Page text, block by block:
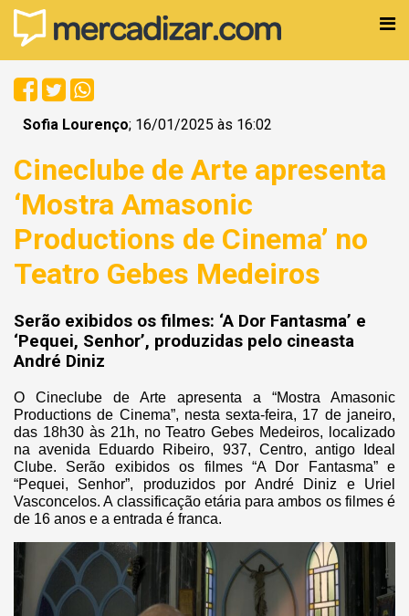
Sofia Lourenço; 16/01/2025 às 16:02
Cineclube de Arte apresenta
‘Mostra Amasonic
Productions de Cinema’ no
Teatro Gebes Medeiros
Serão exibidos os filmes: ‘A Dor Fantasma’ e
‘Pequei, Senhor’, produzidas pelo cineasta
André Diniz
O Cineclube de Arte apresenta a “Mostra Amasonic
Productions de Cinema”, nesta sexta-feira, 17 de janeiro,
das 18h30 às 21h, no Teatro Gebes Medeiros, localizado
na avenida Eduardo Ribeiro, 937, Centro, antigo Ideal
Clube. Serão exibidos os filmes “A Dor Fantasma” e
“Pequei, Senhor”, produzidos por André Diniz e Uriel
Vasconcelos. A classificação etária para ambos os filmes é
de 16 anos e a entrada é franca.